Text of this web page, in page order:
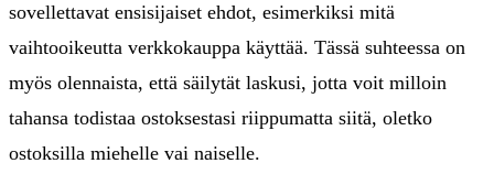
sovellettavat ensisijaiset ehdot, esimerkiksi mitä
vaihtooikeutta verkkokauppa käyttää. Tässä suhteessa on
myös olennaista, että säilytät laskusi, jotta voit milloin
tahansa todistaa ostoksestasi riippumatta siitä, oletko
ostoksilla miehelle vai naiselle.